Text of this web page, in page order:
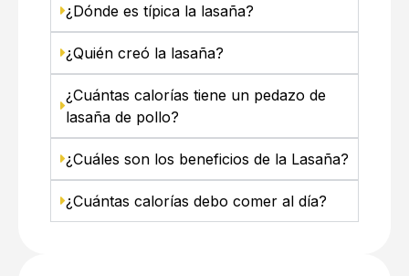
¿Dónde es típica la lasaña?
¿Quién creó la lasaña?
¿Cuántas calorías tiene un pedazo de
lasaña de pollo?
¿Cuáles son los beneficios de la Lasaña?
¿Cuántas calorías debo comer al día?